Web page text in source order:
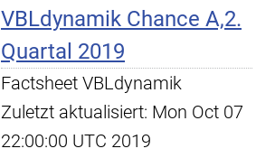
VBLdynamik Chance A,2.
Quartal 2019
Factsheet VBLdynamik
Zuletzt aktualisiert: Mon Oct 07
22:00:00 UTC 2019